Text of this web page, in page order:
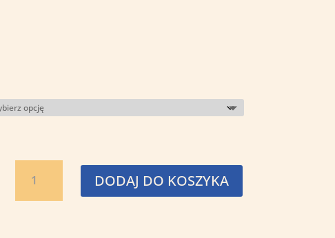
Błogosławiony
Stefan
DODAJ DO KOSZYKA